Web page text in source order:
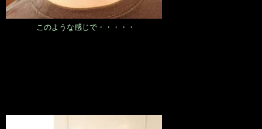
このような感じで・・・・・